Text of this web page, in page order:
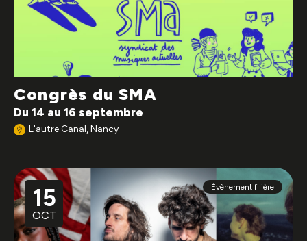
Congrès du SMA
Du 14 au 16 septembre
L'autre Canal, Nancy
15
OCT
Évènement filière